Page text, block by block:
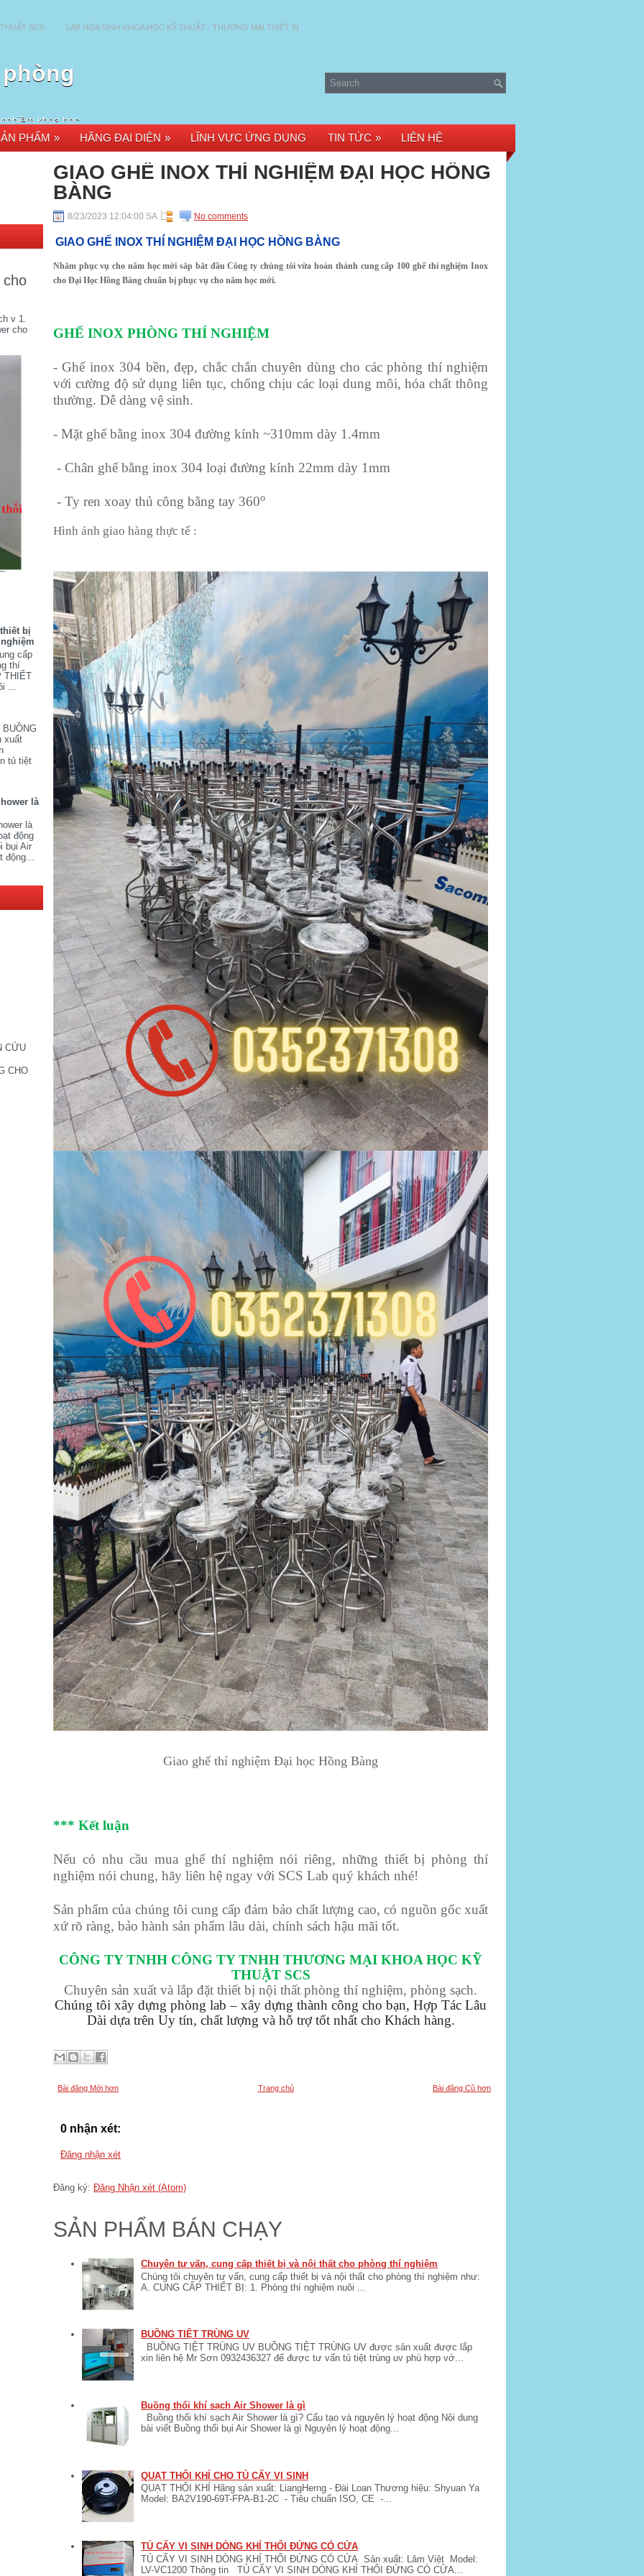
SCS LAB HÓA SINH-KHOA HỌC KỸ THUẬT - THƯƠNG MẠI THIẾT BỊ
khoa học
& dược phẩm.
cơ quan nghiên
học, bệnh viện
bộ lãnh thổ
PHẨM » HÃNG ĐẠI DIỆN » LĨNH VỰC ỨNG DỤNG TIN TỨC » LIÊN HỆ
cho
v 1.
cho
bị
cấp
thí
THIẾT
...
BUỒNG
xuất
tủ tiệt
là
là
động
bụi Air
động...
CỨU
CHO
GIAO GHẾ INOX THÍ NGHIỆM ĐẠI HỌC HỒNG
BÀNG
8/23/2023 12:04:00 SA No comments
GIAO GHẾ INOX THÍ NGHIỆM ĐẠI HỌC HỒNG BÀNG
Nhằm phục vụ cho năm học mới sắp bắt đầu Công ty chúng tôi vừa hoàn thành cung cấp 100 ghế thí nghiệm Inox
cho Đại Học Hồng Bàng chuẩn bị phục vụ cho năm học mới.
GHẾ INOX PHÒNG THÍ NGHIỆM
- Ghế inox 304 bền, đẹp, chắc chắn chuyên dùng cho các phòng thí nghiệm
với cường độ sử dụng liên tục, chống chịu các loại dung môi, hóa chất thông
thường. Dễ dàng vệ sinh.
- Mặt ghế bằng inox 304 đường kính ~310mm dày 1.4mm
- Chân ghế bằng inox 304 loại đường kính 22mm dày 1mm
- Ty ren xoay thủ công bằng tay 360o
Hình ảnh giao hàng thực tế :
Giao ghế thí nghiệm Đại học Hồng Bàng
*** Kết luận
Nếu có nhu cầu mua ghế thí nghiệm nói riêng, những thiết bị phòng thí
nghiệm nói chung, hãy liên hệ ngay với SCS Lab quý khách nhé!
Sản phẩm của chúng tôi cung cấp đảm bảo chất lượng cao, có nguồn gốc xuất
xứ rõ ràng, bảo hành sản phẩm lâu dài, chính sách hậu mãi tốt.
CÔNG TY TNHH CÔNG TY TNHH THƯƠNG MẠI KHOA HỌC KỸ
THUẬT SCS
Chuyên sản xuất và lắp đặt thiết bị nội thất phòng thí nghiệm, phòng sạch.
Chúng tôi xây dựng phòng lab – xây dựng thành công cho bạn, Hợp Tác Lâu
Dài dựa trên Uy tín, chất lượng và hỗ trợ tốt nhất cho Khách hàng.
Bài đăng Mới hơn Bài đăng Cũ hơn
Trang chủ
0 nhận xét:
Đăng nhận xét
Đăng ký: Đăng Nhận xét (Atom)
SẢN PHẨM BÁN CHẠY
Chuyên tư vấn, cung cấp thiết bị và nội thất cho phòng thí nghiệm
Chúng tôi chuyên tư vấn, cung cấp thiết bị và nội thất cho phòng thí nghiệm như:
A. CUNG CẤP THIẾT BỊ: 1. Phòng thí nghiệm nuôi ...
BUỒNG TIỆT TRÙNG UV
BUỒNG TIỆT TRÙNG UV BUỒNG TIỆT TRÙNG UV được sản xuất được lắp
xin liên hệ Mr Sơn 0932436327 để được tư vấn tủ tiệt trùng uv phù hợp vớ...
Buồng thổi khí sạch Air Shower là gì
Buồng thổi khí sạch Air Shower là gì? Cấu tạo và nguyên lý hoạt động Nội dung
bài viết Buồng thổi bụi Air Shower là gì Nguyên lý hoạt động...
QUẠT THỔI KHÍ CHO TỦ CẤY VI SINH
QUẠT THỔI KHÍ Hãng sản xuất: LiangHerng - Đài Loan Thương hiệu: Shyuan Ya
Model: BA2V190-69T-FPA-B1-2C - Tiêu chuẩn ISO, CE -...
TỦ CẤY VI SINH DÒNG KHÍ THỔI ĐỨNG CÓ CỬA
TỦ CẤY VI SINH DÒNG KHÍ THỔI ĐỨNG CÓ CỬA Sản xuất: Lâm Việt Model:
LV-VC1200 Thông tin TỦ CẤY VI SINH DÒNG KHÍ THỔI ĐỨNG CÓ CỬA...